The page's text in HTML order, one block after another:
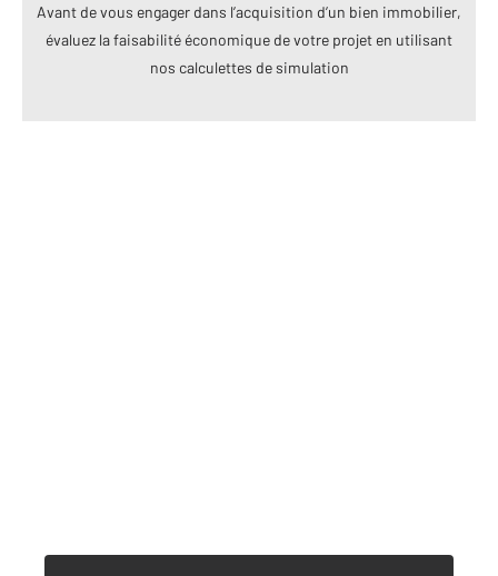
Avant de vous engager dans l’acquisition d’un bien immobilier,
évaluez la faisabilité économique de votre projet en utilisant
nos calculettes de simulation